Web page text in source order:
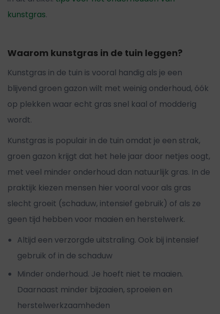
kunstgras.
Waarom kunstgras in de tuin leggen?
Kunstgras in de tuin is vooral handig als je een
blijvend groen gazon wilt met weinig onderhoud, óók
op plekken waar echt gras snel kaal of modderig
wordt.
Kunstgras is populair in de tuin omdat je een strak,
groen gazon krijgt dat het hele jaar door netjes oogt,
met veel minder onderhoud dan natuurlijk gras. In de
praktijk kiezen mensen hier vooral voor als gras
slecht groeit (schaduw, intensief gebruik) of als ze
geen tijd hebben voor maaien en herstelwerk.
Altijd een verzorgde uitstraling. Ook bij intensief
gebruik of in de schaduw
Minder onderhoud. Je hoeft niet te maaien.
Daarnaast minder bijzaaien, sproeien en
herstelwerkzaamheden